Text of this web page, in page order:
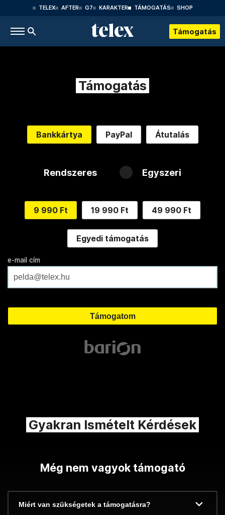
TELEX AFTER G7 KARAKTER TÁMOGATÁS SHOP
Támogatás
Támogatás
Bankkártya PayPal Átutalás
Rendszeres Egyszeri
9 990 Ft 19 990 Ft 49 990 Ft
Egyedi támogatás
e-mail cím
Gyakran Ismételt Kérdések
Még nem vagyok támogató
Miért van szükségetek a támogatásra?